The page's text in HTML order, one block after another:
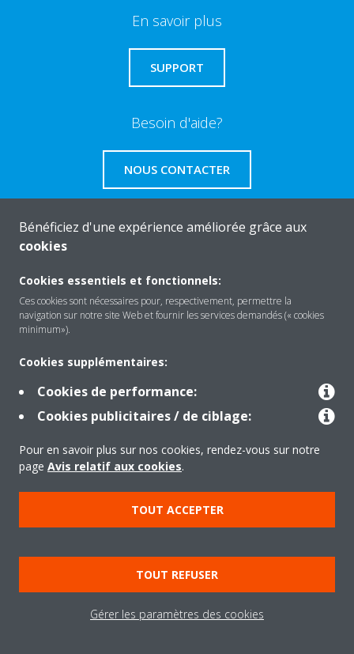
En savoir plus
SUPPORT
Besoin d'aide?
NOUS CONTACTER
Solutions
Contact
Products
Copyright © Daikin
Mentions légales
Avis relatif aux cookies
Politique de confidentialité des données
Éthique de l'entreprise
Data Act
Bénéficiez d'une expérience améliorée grâce aux
cookies
Cookies essentiels et fonctionnels:
Ces cookies sont nécessaires pour, respectivement, permettre la
navigation sur notre site Web et fournir les services demandés (« cookies
minimum»).
Cookies supplémentaires:
Cookies de performance:
Cookies publicitaires / de ciblage:
Pour en savoir plus sur nos cookies, rendez-vous sur notre
page Avis relatif aux cookies.
TOUT ACCEPTER
TOUT REFUSER
Gérer les paramètres des cookies